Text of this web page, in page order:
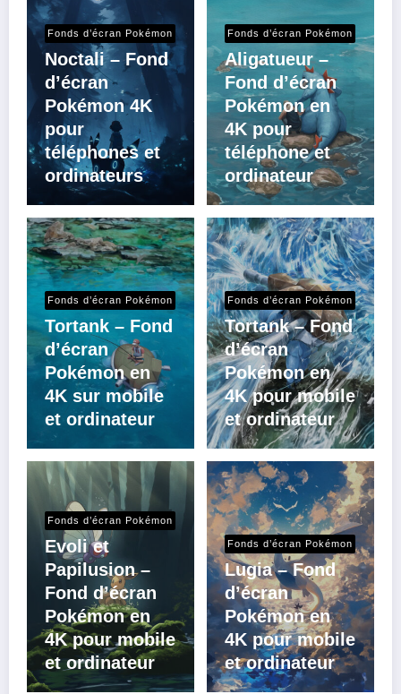
Fonds d’écran Pokémon
Noctali – Fond
d’écran
Pokémon 4K
pour
téléphones et
ordinateurs
Fonds d’écran Pokémon
Aligatueur –
Fond d’écran
Pokémon en
4K pour
téléphone et
ordinateur
Fonds d’écran Pokémon
Tortank – Fond
d’écran
Pokémon en
4K sur mobile
et ordinateur
Fonds d’écran Pokémon
Tortank – Fond
d’écran
Pokémon en
4K pour mobile
et ordinateur
Fonds d’écran Pokémon
Evoli et
Papilusion –
Fond d’écran
Pokémon en
4K pour mobile
et ordinateur
Fonds d’écran Pokémon
Lugia – Fond
d’écran
Pokémon en
4K pour mobile
et ordinateur